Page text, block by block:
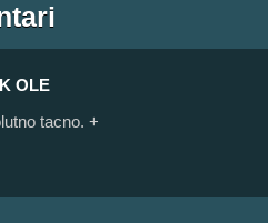
OLE
tacno. +